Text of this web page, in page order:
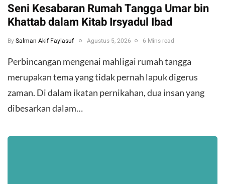
Seni Kesabaran Rumah Tangga Umar bin
Khattab dalam Kitab Irsyadul Ibad
By Salman Akif Faylasuf Agustus 5, 2026 6 Mins read
Perbincangan mengenai mahligai rumah tangga
merupakan tema yang tidak pernah lapuk digerus
zaman. Di dalam ikatan pernikahan, dua insan yang
dibesarkan dalam…